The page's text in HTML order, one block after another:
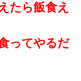
たら飯食え
ってやるだ